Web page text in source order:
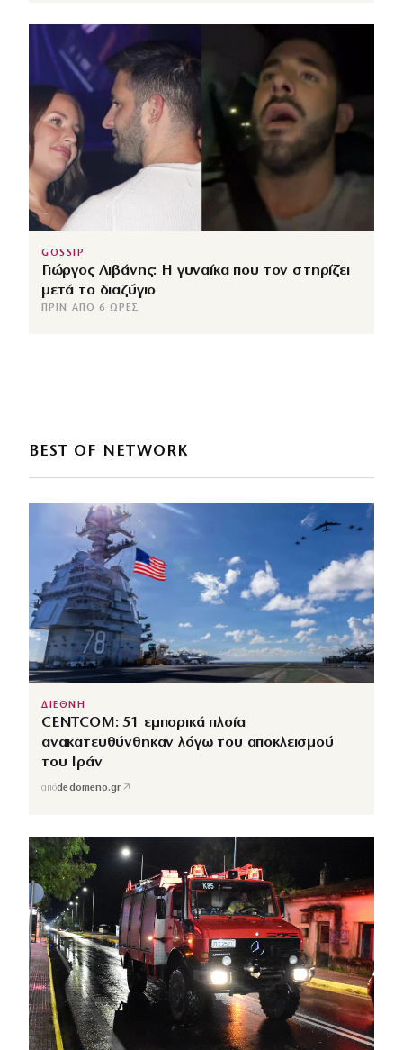
GOSSIP
Γιώργος Λιβάνης: Η γυναίκα που τον στηρίζει
μετά το διαζύγιο
ΠΡΙΝ ΑΠΌ 6 ΏΡΕΣ
BEST OF NETWORK
ΔΙΕΘΝΗ
CENTCOM: 51 εμπορικά πλοία
ανακατευθύνθηκαν λόγω του αποκλεισμού
του Ιράν
απόdedomeno.gr ↗